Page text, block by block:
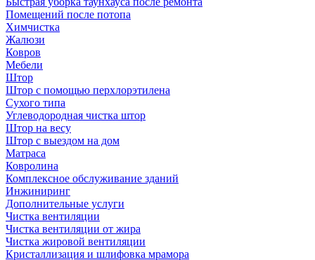
Помещений после потопа
Химчистка
Жалюзи
Ковров
Мебели
Штор
Штор с помощью перхлорэтилена
Сухого типа
Углеводородная чистка штор
Штор на весу
Штор с выездом на дом
Матраса
Ковролина
Комплексное обслуживание зданий
Инжиниринг
Дополнительные услуги
Чистка вентиляции
Чистка вентиляции от жира
Чистка жировой вентиляции
Кристаллизация и шлифовка мрамора